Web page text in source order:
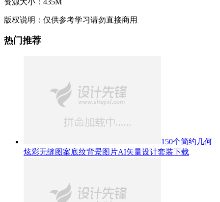
版权说明： 仅供参考学习请勿直接商用
热门推荐
150个简约几何
炫彩无缝图案底纹背景图片AI矢量设计套装下载